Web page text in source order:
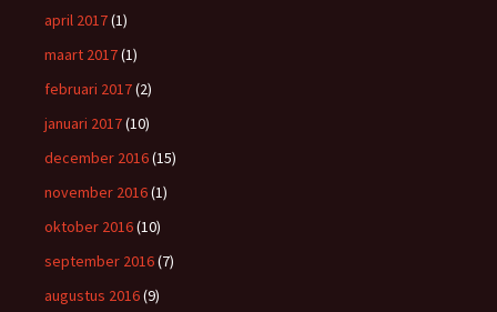
april 2017(1)
maart 2017(1)
februari 2017(2)
januari 2017(10)
december 2016(15)
november 2016(1)
oktober 2016(10)
september 2016(7)
augustus 2016(9)